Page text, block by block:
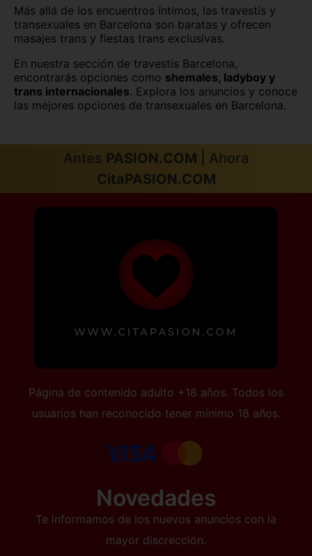
Vitoria Zamora capital
Zaragoza capital
Más allá de los encuentros íntimos, las travestis y
transexuales en Barcelona son baratas y ofrecen
masajes trans y fiestas trans exclusivas.
En nuestra sección de travestis Barcelona,
encontrarás opciones como shemales, ladyboy y
trans internacionales. Explora los anuncios y conoce
las mejores opciones de transexuales en Barcelona.
Antes PASION.COM | Ahora
CitaPASION.COM
Página de contenido adulto +18 años. Todos los
usuarios han reconocido tener mínimo 18 años.
Novedades
Te informamos de los nuevos anuncios con la
mayor discrección.